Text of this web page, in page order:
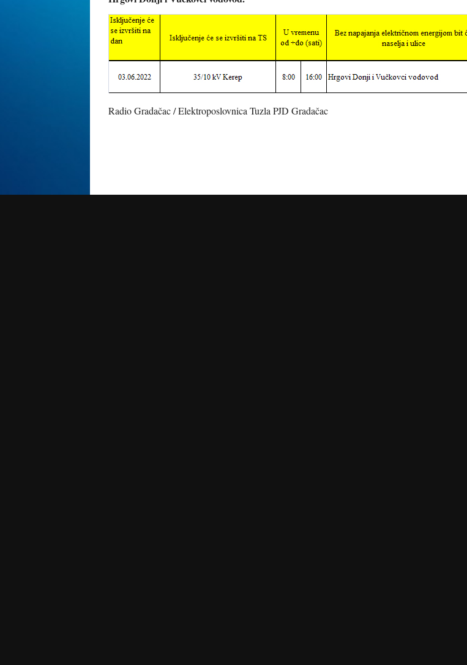
Radio Gradačac / Elektroposlovnica Tuzla PJD Gradačac